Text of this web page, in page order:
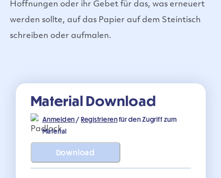
Hoffnungen oder ihr Gebet für das, was erneuert
werden sollte, auf das Papier auf dem Steintisch
schreiben oder aufmalen.
Material Download
Anmelden /Registrierenfür den Zugriff zum
Material
Download